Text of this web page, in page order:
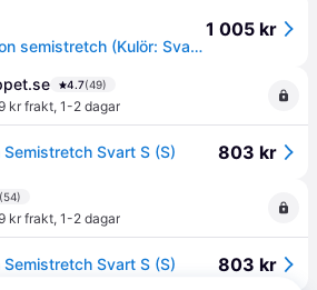
Fristad Byxa Carbon semistretch (Kulör: Svart Storlek: S)
1 005 kr
4.7(49)
kr frakt, 1-2 dagar
Svart S (S) 803 kr
(54)
kr frakt, 1-2 dagar
Svart S (S) 803 kr